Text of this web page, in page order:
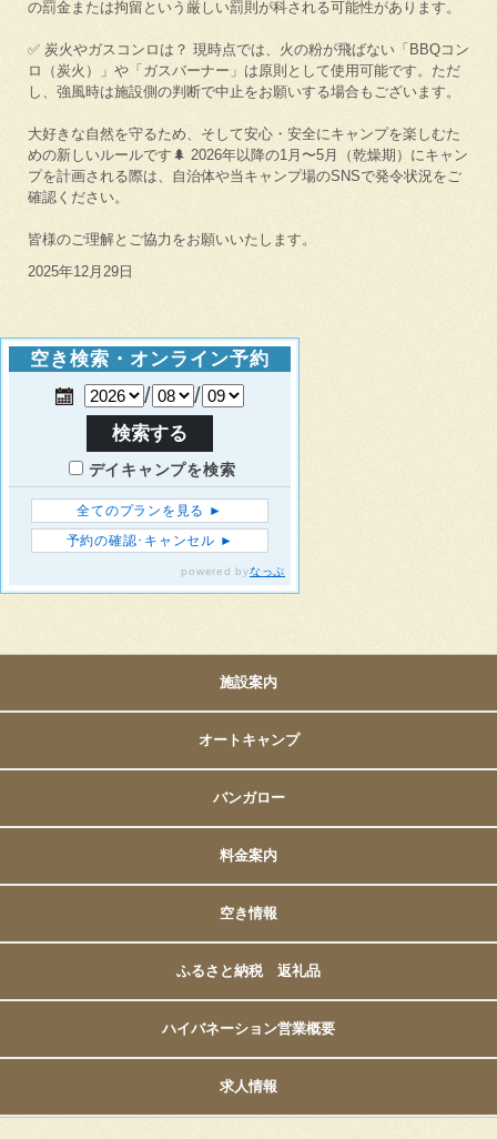
の罰金または拘留という厳しい罰則が科される可能性があります。
✅ 炭火やガスコンロは？ 現時点では、火の粉が飛ばない「BBQコン
ロ（炭火）」や「ガスバーナー」は原則として使用可能です。ただ
し、強風時は施設側の判断で中止をお願いする場合もございます。
大好きな自然を守るため、そして安心・安全にキャンプを楽しむた
めの新しいルールです🌲 2026年以降の1月〜5月（乾燥期）にキャン
プを計画される際は、自治体や当キャンプ場のSNSで発令状況をご
確認ください。
皆様のご理解とご協力をお願いいたします。
2025年12月29日
施設案内
オートキャンプ
バンガロー
料金案内
空き情報
ふるさと納税 返礼品
ハイバネーション営業概要
求人情報